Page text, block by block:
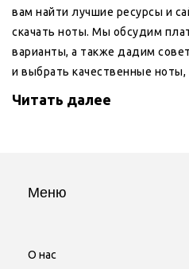
вам найти лучшие ресурсы и
скачать ноты. Мы обсудим
варианты, а также дадим
и выбрать качественные ноты,
Читать далее
Меню
О нас